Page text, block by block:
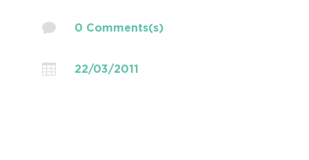
 0 Comments(s)
 22/03/2011